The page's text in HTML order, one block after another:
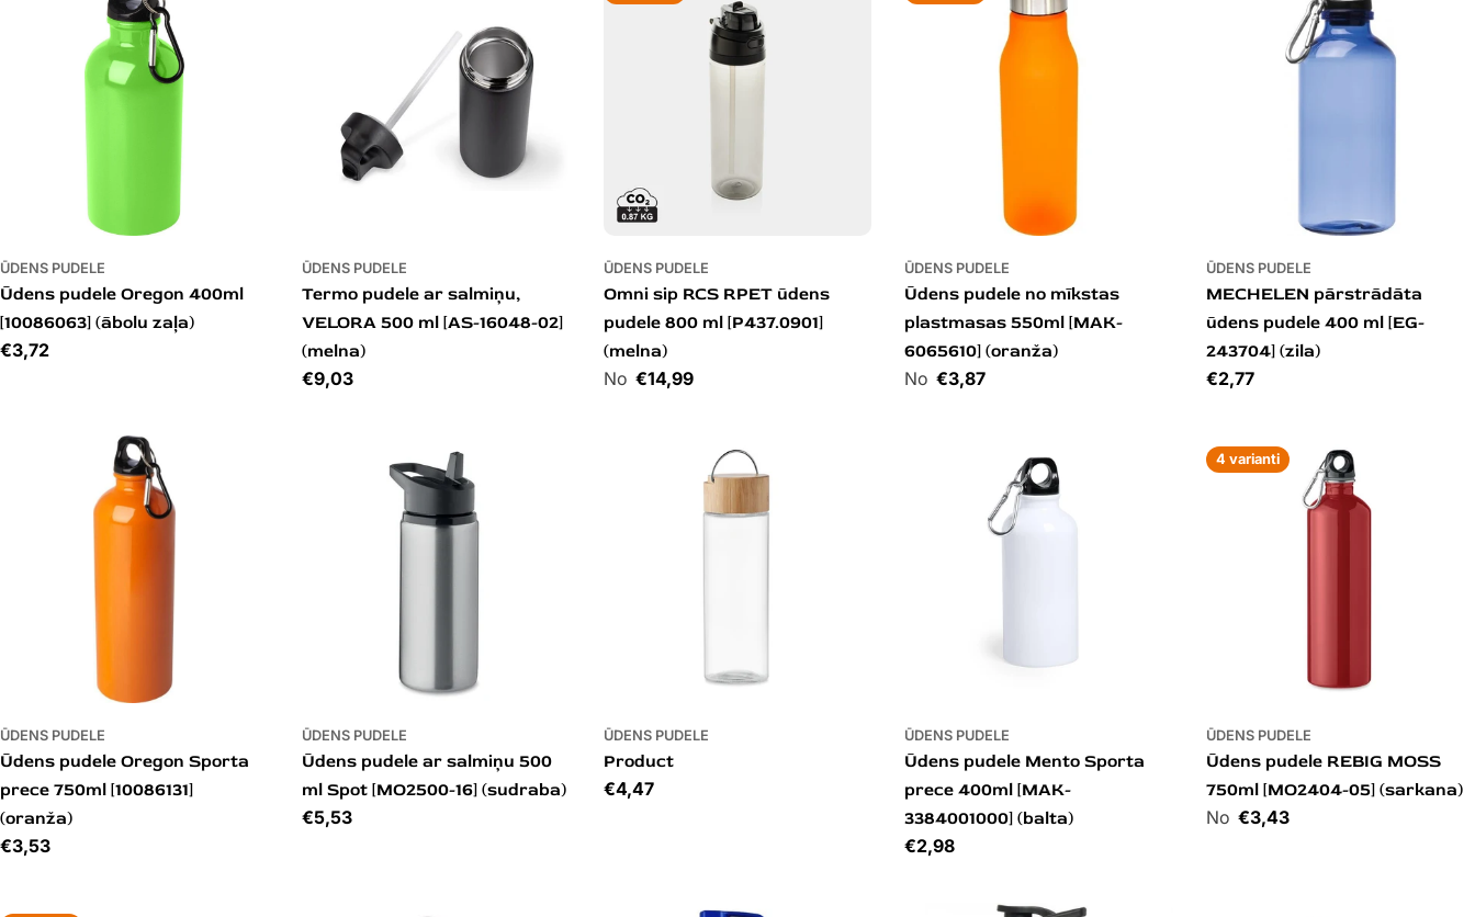
ŪDENS PUDELE
Ūdens pudele Oregon 400ml
[10086063] (ābolu zaļa)
Cena
€3,72
ŪDENS PUDELE
Termo pudele ar salmiņu,
VELORA 500 ml [AS-16048-02]
(melna)
Cena
€9,03
ŪDENS PUDELE
Omni sip RCS RPET ūdens
pudele 800 ml [P437.0901]
(melna)
Cena€14,99
ŪDENS PUDELE
Ūdens pudele no mīkstas
plastmasas 550ml [MAK-
6065610] (oranža)
Cena€3,87
ŪDENS PUDELE
MECHELEN pārstrādāta
ūdens pudele 400 ml [EG-
243704] (zila)
Cena
€2,77
ŪDENS PUDELE
Ūdens pudele Oregon Sporta
prece 750ml [10086131]
(oranža)
Cena
€3,53
ŪDENS PUDELE
Ūdens pudele ar salmiņu 500
ml Spot [MO2500-16] (sudraba)
Cena
€5,53
ŪDENS PUDELE
Product
Cena
€4,47
ŪDENS PUDELE
Ūdens pudele Mento Sporta
prece 400ml [MAK-
3384001000] (balta)
Cena
€2,98
4 varianti
ŪDENS PUDELE
Ūdens pudele REBIG MOSS
750ml [MO2404-05] (sarkana)
Cena€3,43